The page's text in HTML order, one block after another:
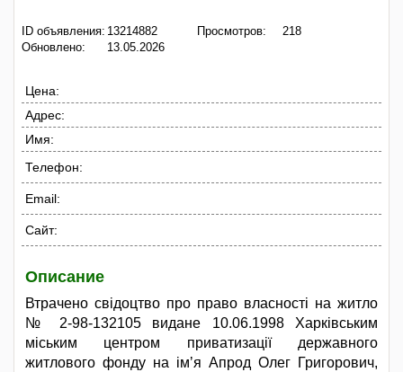
ID объявления: 13214882
Обновлено:
13.05.2026
Просмотров: 218
Цена:
Адрес:
Имя:
Телефон:
Email:
Сайт:
Описание
Втрачено свідоцтво про право власності на житло
№ 2-98-132105 видане 10.06.1998 Харківським
міським центром приватизації державного
житлового фонду на імʼя Апрод Олег Григорович,